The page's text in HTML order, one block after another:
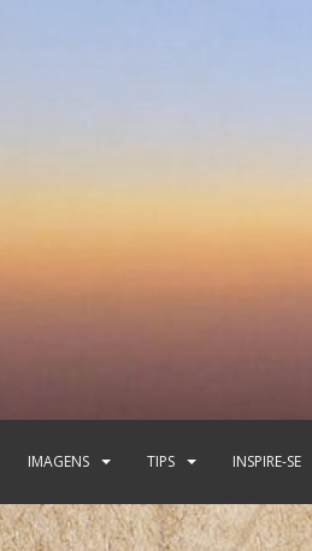
IMAGENS TIPS INSPIRE-SE